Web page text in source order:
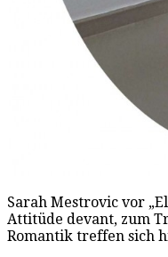
Sarah Mestrovic vor
Attitüde devant, zum
Romantik treffen sich